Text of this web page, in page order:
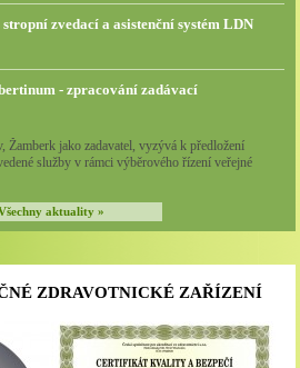
zvedací a asistenční systém LDN
- zpracování zadávací
Žamberk jako zadavatel, vyzývá k předložení
služby v rámci výběrového řízení veřejné
aktuality »
ZDRAVOTNICKÉ ZAŘÍZENÍ